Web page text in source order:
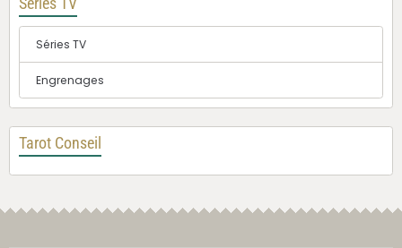
Séries TV
Séries TV
Engrenages
Tarot Conseil